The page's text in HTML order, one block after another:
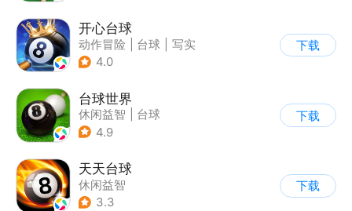
开心台球
动作冒险 台球
写实
4.0
下载
台球世界
休闲益智
台球
4.9
下载
天天台球
休闲益智
3.3
下载